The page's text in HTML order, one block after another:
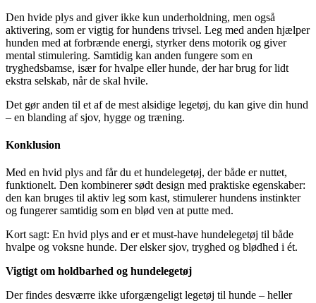
Den hvide plys and giver ikke kun underholdning, men også
aktivering, som er vigtig for hundens trivsel. Leg med anden hjælper
hunden med at forbrænde energi, styrker dens motorik og giver
mental stimulering. Samtidig kan anden fungere som en
tryghedsbamse, især for hvalpe eller hunde, der har brug for lidt
ekstra selskab, når de skal hvile.
Det gør anden til et af de mest alsidige legetøj, du kan give din hund
– en blanding af sjov, hygge og træning.
Konklusion
Med en hvid plys and får du et hundelegetøj, der både er nuttet,
funktionelt. Den kombinerer sødt design med praktiske egenskaber:
den kan bruges til aktiv leg som kast, stimulerer hundens instinkter
og fungerer samtidig som en blød ven at putte med.
Kort sagt: En hvid plys and er et must-have hundelegetøj til både
hvalpe og voksne hunde. Der elsker sjov, tryghed og blødhed i ét.
Vigtigt om holdbarhed og hundelegetøj
Der findes desværre ikke uforgængeligt legetøj til hunde – heller